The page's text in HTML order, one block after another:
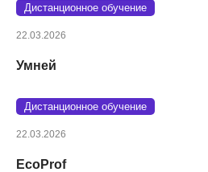
Дистанционное обучение
22.03.2026
Умней
Дистанционное обучение
22.03.2026
EcoProf